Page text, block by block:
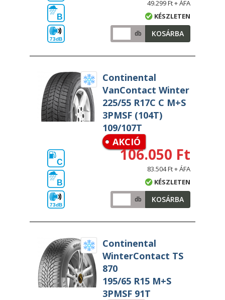
B
73dB
49.299 Ft + ÁFA
KÉSZLETEN
db KOSÁRBA
Continental
VanContact Winter
225/55 R17C C M+S
3PMSF (104T)
109/107T
AKCIÓ
C
B
73dB
106.050 Ft
83.504 Ft + ÁFA
KÉSZLETEN
db KOSÁRBA
Continental
WinterContact TS
870
195/65 R15 M+S
3PMSF 91T